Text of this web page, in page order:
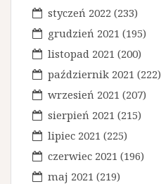
styczeń 2022 (233)
grudzień 2021 (195)
listopad 2021 (200)
październik 2021 (222)
wrzesień 2021 (207)
sierpień 2021 (215)
lipiec 2021 (225)
czerwiec 2021 (196)
maj 2021 (219)